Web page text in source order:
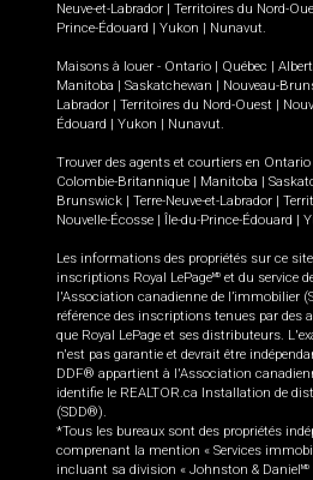
Neuve-et-Labrador
Territoires du Nord-
Prince-Édouard
Yukon Nunavut.
Maisons à louer - Ontario Québec
Manitoba
Saskatchewan Nouveau-
Labrador
Territoires du Nord-Ouest
Édouard
Yukon Nunavut.
Trouver des agents et courtiers en Ontario
Colombie-Britannique
Manitoba
Brunswick
Terre-Neuve-et-Labrador
Nouvelle-Écosse
Île-du-Prince-Édouard
Les informations des propriétés sur ce
inscriptions Royal LePageMD et du service
l'Association canadienne de l’immobilier
référence des inscriptions tenues par des
que Royal LePage et ses distributeurs.
n'est pas garantie et devrait être
DDF® appartient à l'Association
identifie le REALTOR.ca Installation de
(SDD®).
*Tous les bureaux sont des propriétés
comprenant la mention « Services
incluant sa division « Johnston & Daniel MD